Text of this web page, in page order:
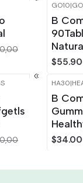
-15%
GO10|
B
-15%
HA30|
B